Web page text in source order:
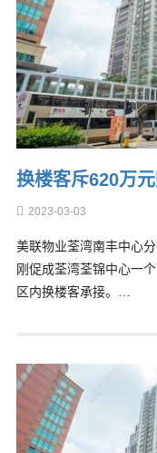
换楼客斥620万
2023-03-03
美联物业荃湾南丰中心
刚促成荃湾荃锦中心一
区内换楼客承接。…